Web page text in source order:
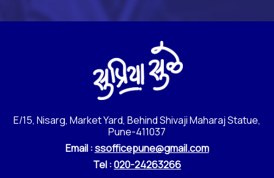
E/15, Nisarg, Market Yard, Behind Shivaji Maharaj Statue,
Pune-411037
Email :ssofficepune@gmail.com
Tel :020-24263266